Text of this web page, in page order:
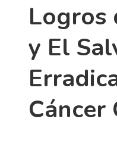
Logros
y El
Cáncer